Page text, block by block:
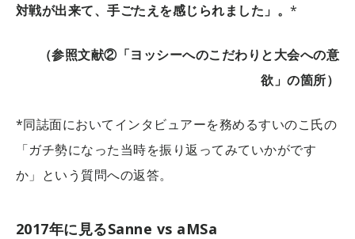
対戦が出来て、手ごたえを感じられました」。*
（参照文献②「ヨッシーへのこだわりと大会への意
欲」の箇所）
*同誌面においてインタビュアーを務めるすいのこ氏の
「ガチ勢になった当時を振り返ってみていかがです
か」という質問への返答。
2017年に見るSanne vs aMSa